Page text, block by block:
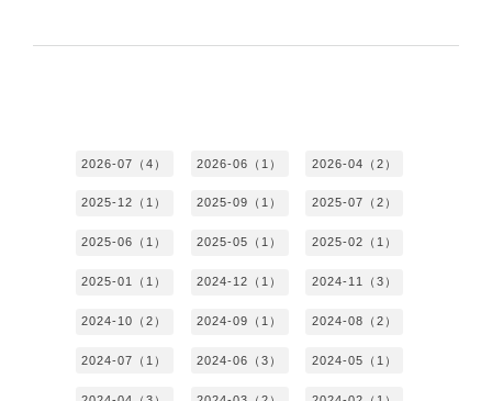
2026-07（4） 2026-06（1） 2026-04（2）
2025-12（1） 2025-09（1） 2025-07（2）
2025-06（1） 2025-05（1） 2025-02（1）
2025-01（1） 2024-12（1） 2024-11（3）
2024-10（2） 2024-09（1） 2024-08（2）
2024-07（1） 2024-06（3） 2024-05（1）